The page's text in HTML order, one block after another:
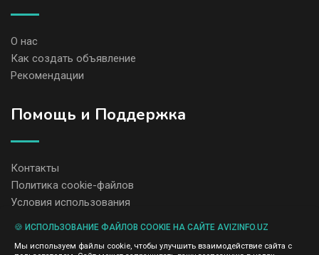
О нас
Как создать объявление
Рекомендации
Помощь и Поддержка
Контакты
Политика cookie-файлов
Условия использования
содержание размещенных объявлений.
🍪 ИСПОЛЬЗОВАНИЕ ФАЙЛОВ COOKIE НА САЙТЕ AVIZINFO.UZ
Мы используем файлы cookie, чтобы улучшить взаимодействие сайта с